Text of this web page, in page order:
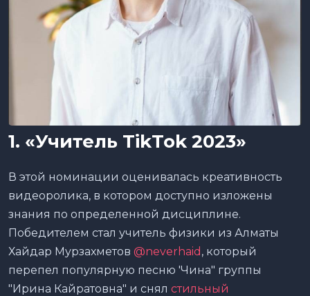
1. «Учитель TikTok 2023»
В этой номинации оценивалась креативность
видеоролика, в котором доступно изложены
знания по определенной дисциплине.
Победителем стал учитель физики из Алматы
Хайдар Мурзахметов @neverhaid , который
перепел популярную песню 'Чина" группы
"Ирина Кайратовна" и снял стильный